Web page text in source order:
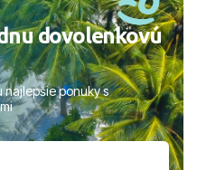
dovolenkovú
najlepšie ponuky s